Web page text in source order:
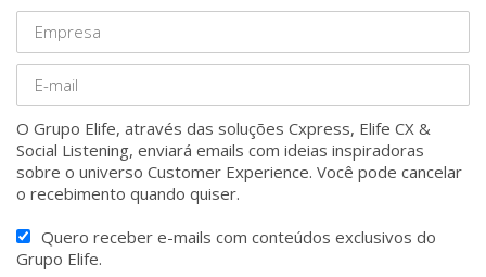
O Grupo Elife, através das soluções Cxpress, Elife CX &
Social Listening, enviará emails com ideias inspiradoras
sobre o universo Customer Experience. Você pode cancelar
o recebimento quando quiser.
Quero receber e-mails com conteúdos exclusivos do
Grupo Elife.